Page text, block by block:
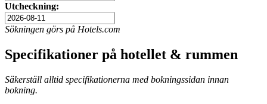
Utcheckning:
Sökningen görs på Hotels.com
Specifikationer på hotellet & rummen
Säkerställ alltid specifikationerna med bokningssidan innan
bokning.